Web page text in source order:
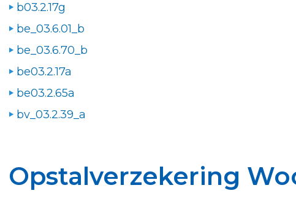
b03.2.17g
be_03.6.01_b
be_03.6.70_b
be03.2.17a
be03.2.65a
bv_03.2.39_a
Opstalverzekering